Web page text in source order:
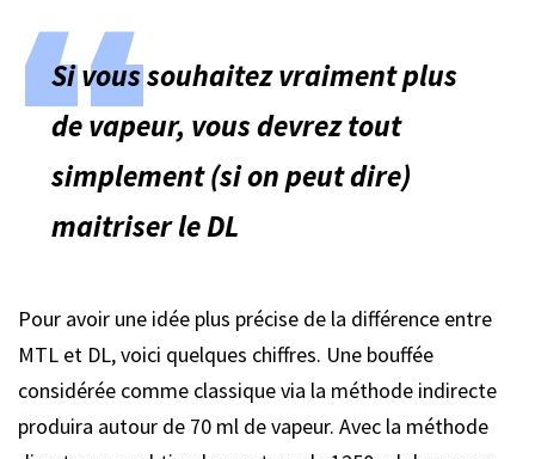
Si vous souhaitez vraiment plus
de vapeur, vous devrez tout
simplement (si on peut dire)
maitriser le DL
Pour avoir une idée plus précise de la différence entre
MTL et DL, voici quelques chiffres. Une bouffée
considérée comme classique via la méthode indirecte
produira autour de 70 ml de vapeur. Avec la méthode